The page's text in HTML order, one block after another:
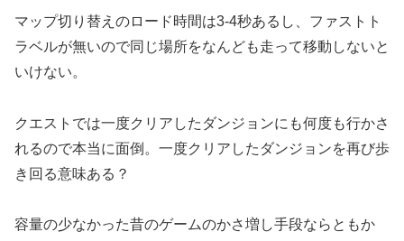
マップ切り替えのロード時間は3-4秒あるし、ファストト
ラベルが無いので同じ場所をなんども走って移動しないと
いけない。
クエストでは一度クリアしたダンジョンにも何度も行かさ
れるので本当に面倒。一度クリアしたダンジョンを再び歩
き回る意味ある？
容量の少なかった昔のゲームのかさ増し手段ならともか